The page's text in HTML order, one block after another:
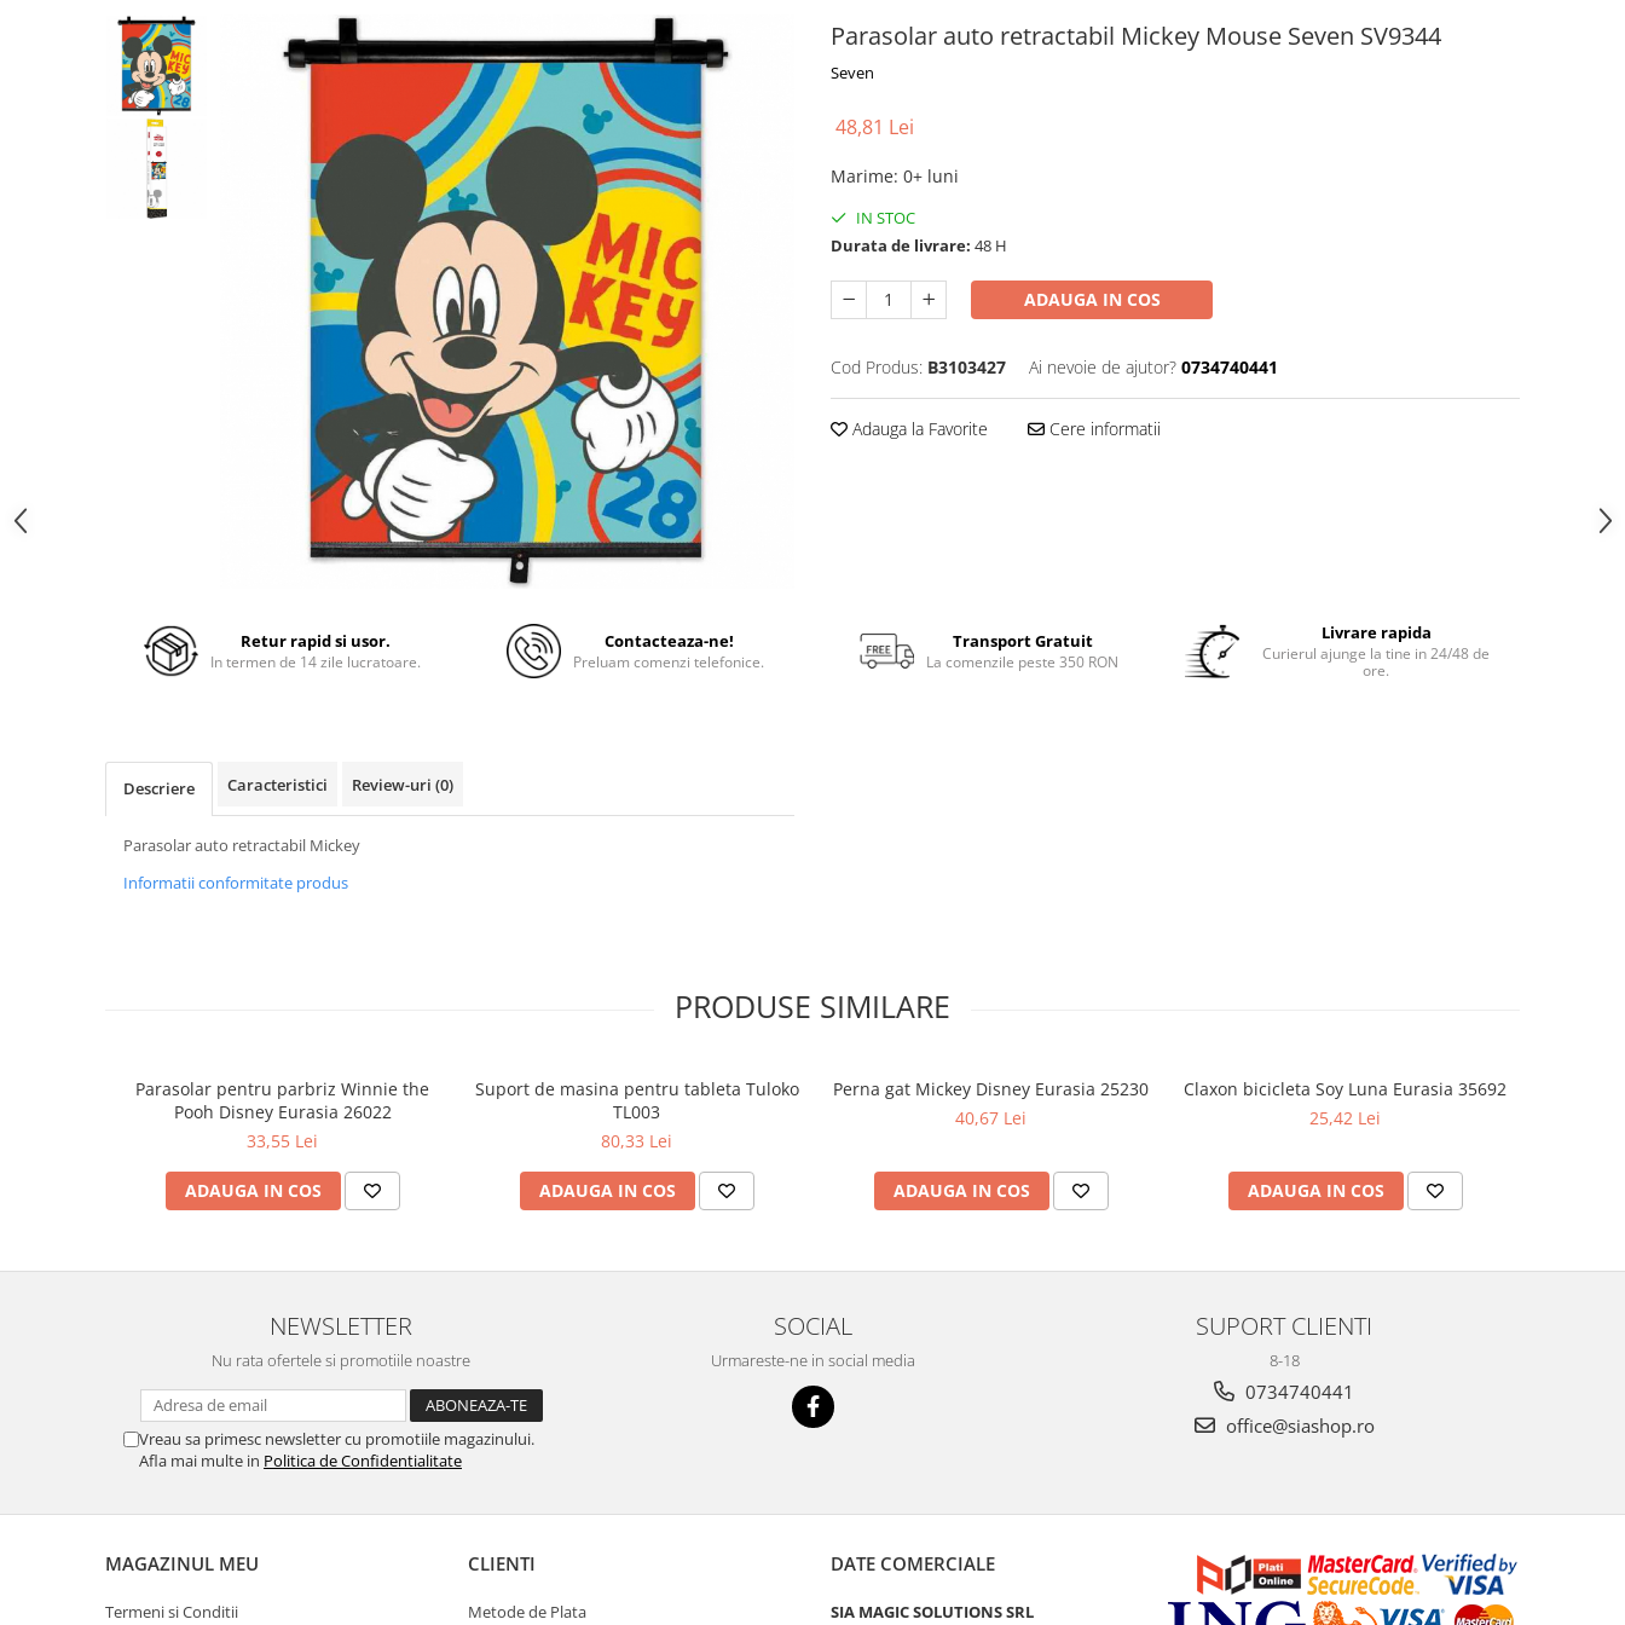
Parasolar auto retractabil Mickey Mouse Seven SV9344
Seven
48,81 Lei
Marime: 0+ luni
IN STOC
Durata de livrare: 48 H
ADAUGA IN COS
Cod Produs: B3103427 Ai nevoie de ajutor? 0734740441
Adauga la Favorite Cere informatii
Retur rapid si usor.
In termen de 14 zile lucratoare.
Contacteaza-ne!
Preluam comenzi telefonice.
Transport Gratuit
La comenzile peste 350 RON
Livrare rapida
Curierul ajunge la tine in 24/48 de
ore.
Descriere Caracteristici Review-uri (0)
Parasolar auto retractabil Mickey
Informatii conformitate produs
PRODUSE SIMILARE
Parasolar pentru parbriz Winnie the
Pooh Disney Eurasia 26022
33,55 Lei
ADAUGA IN COS
Suport de masina pentru tableta Tuloko
TL003
80,33 Lei
ADAUGA IN COS
Perna gat Mickey Disney Eurasia 25230
40,67 Lei
ADAUGA IN COS
Claxon bicicleta Soy Luna Eurasia 35692
25,42 Lei
ADAUGA IN COS
NEWSLETTER
Nu rata ofertele si promotiile noastre
Vreau sa primesc newsletter cu promotiile magazinului.
Afla mai multe in Politica de Confidentialitate
SOCIAL
Urmareste-ne in social media
SUPORT CLIENTI
8-18
0734740441
office@siashop.ro
MAGAZINUL MEU
Termeni si Conditii
CLIENTI
Metode de Plata
DATE COMERCIALE
SIA MAGIC SOLUTIONS SRL